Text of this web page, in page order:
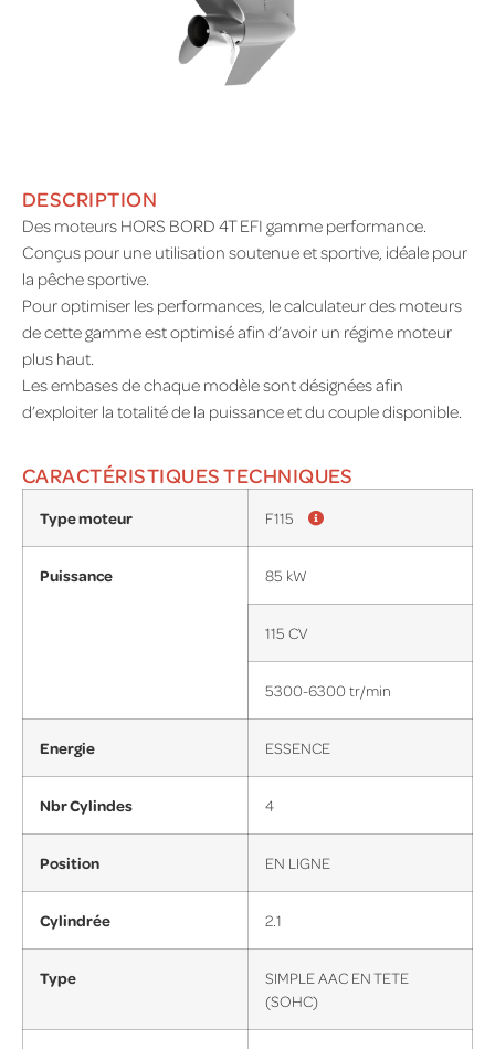
CARACTÉRISTIQUES TECHNIQUES
Type moteur F115
Puissance 85 kW
115 CV
5300-6300 tr/min
Energie ESSENCE
Nbr Cylindes 4
Position EN LIGNE
Cylindrée 2.1
Type
SIMPLE AAC EN TETE
(SOHC)
DESCRIPTION
Des moteurs HORS BORD 4T EFI gamme performance.
Conçus pour une utilisation soutenue et sportive, idéale pour
la pêche sportive.
Pour optimiser les performances, le calculateur des moteurs
de cette gamme est optimisé afin d’avoir un régime moteur
plus haut.
Les embases de chaque modèle sont désignées afin
d’exploiter la totalité de la puissance et du couple disponible.